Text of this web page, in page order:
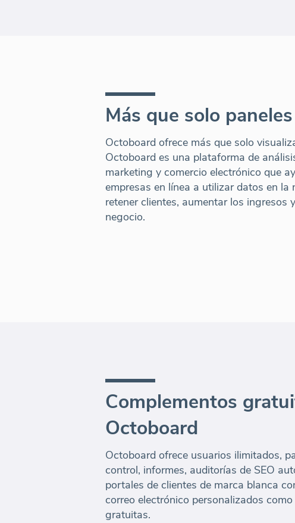
Más que solo
Octoboard ofrece más que solo
Octoboard es una plataforma de
marketing y comercio electrónico que
empresas en línea a utilizar datos en la
retener clientes, aumentar los ingresos
negocio.
Complementos
Octoboard
Octoboard ofrece usuarios ilimitados,
control, informes, auditorías de SEO
portales de clientes de marca blanca
correo electrónico personalizados
gratuitas.